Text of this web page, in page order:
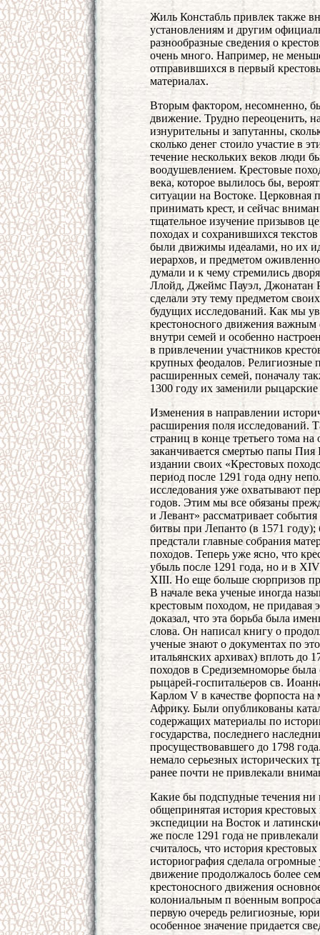
Жиль Констабль привлек также
установлениям и другим
разнообразные сведения о
очень много. Например, не
отправившихся в первый
материалах.
Вторым фактором, несомненно,
движение. Трудно переоценить,
изнурительны и запутанны,
сколько денег стоило участие в
течение нескольких веков люди
воодушевлением. Крестовые
века, которое вылилось бы,
ситуации на Востоке. Церковная
принимать крест, и сейчас
тщательное изучение призывов
походах и сохранившихся
были движимы идеалами, но их
иерархов, и предметом
думали и к чему стремились
Ллойд, Джеймс Пауэл, Джонатан
сделали эту тему предметом
будущих исследований. Как мы
крестоносного движения
внутри семей и особенно
в привлечении участников
крупных феодалов. Религиозные
расширенных семей, поначалу
1300 году их заменили
Изменения в направлении
расширения поля исследований.
страниц в конце третьего тома
заканчивается смертью папы
издании своих «Крестовых
период после 1291 года одну
исследования уже охватывают
годов. Этим мы все обязаны
и Левант» рассматривает
битвы при Лепанто (в 1571
предстали главные собрания
походов. Теперь уже ясно, что
убыль после 1291 года, но и в
XIII. Но еще больше сюрпризов
В начале века ученые иногда
крестовым походом, не придавая
доказал, что эта борьба была
слова. Он написал книгу о
ученые знают о документах по
итальянских архивах) вплоть до
походов в Средиземноморье была
рыцарей-госпитальеров св.
Карлом V в качестве форпоста
Африку. Были опубликованы
содержащих материалы по
государства, последнего
просуществовавшего до 1798
немало серьезных исторических
ранее почти не привлекали
Какие бы подспудные течения ни
общепринятая история
экспедиции на Восток и
же после 1291 года не
считалось, что история
историография сделала огромные
движение продолжалось более
крестоносного движения
колониальным п военным
первую очередь религиозные,
особенное значение придается